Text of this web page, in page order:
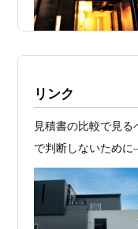
2026年07月23
日
予
れ
日
RC
デ
2026年07月11
京
施工例・京都市北区
多数お問合せあ
2025年度 京都・
お問合せ有難う御
区K様,京都市右京区
リンク
見積書の比較で見
で判断しないため